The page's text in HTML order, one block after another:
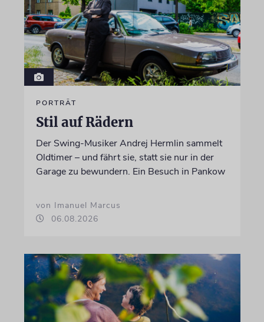
PORTRÄT
Stil auf Rädern
Der Swing-Musiker Andrej Hermlin sammelt
Oldtimer – und fährt sie, statt sie nur in der
Garage zu bewundern. Ein Besuch in Pankow
von Imanuel Marcus
06.08.2026